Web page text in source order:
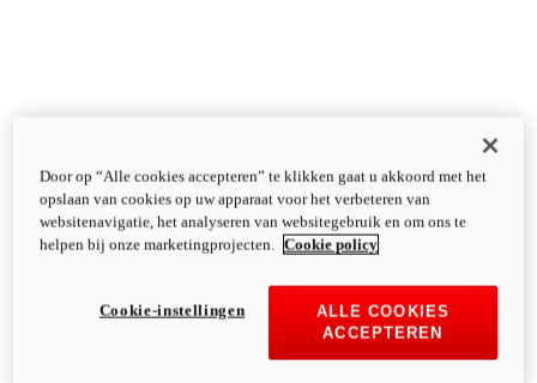
Door op “Alle cookies accepteren” te klikken gaat u akkoord met het
opslaan van cookies op uw apparaat voor het verbeteren van
websitenavigatie, het analyseren van websitegebruik en om ons te
helpen bij onze marketingprojecten.
Cookie policy
ALLE COOKIES
ACCEPTEREN
Cookie-instellingen